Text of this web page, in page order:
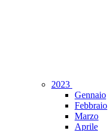
2023
Gennaio
Febbraio
Marzo
Aprile